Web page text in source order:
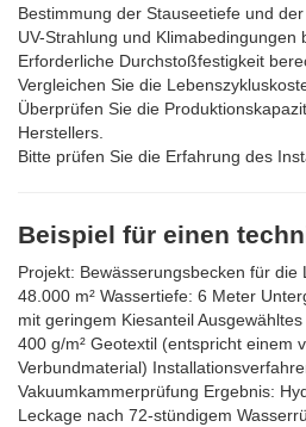
Bestimmung der Stauseetiefe und
UV-Strahlung und Klimabedingungen
Erforderliche Durchstoßfestigkeit
Vergleichen Sie die
Überprüfen Sie die
Herstellers.
Bitte prüfen Sie die Erfahrung des
Beispiel für einen
Projekt: Bewässerungsbecken für die
48.000 m² Wassertiefe: 6 Meter
mit geringem Kiesanteil
400 g/m² Geotextil (entspricht einem
Verbundmaterial)
Vakuumkammerprüfung Ergebnis:
Leckage nach 72-stündigem